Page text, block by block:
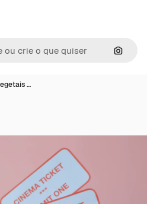
…